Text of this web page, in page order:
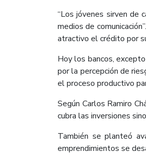
“Los jóvenes sirven de
medios de
atractivo el crédito por
Hoy los bancos,
por la percepción de
el proceso productivo
Según Carlos Ramiro
cubra las inversiones
También se planteó
emprendimientos se